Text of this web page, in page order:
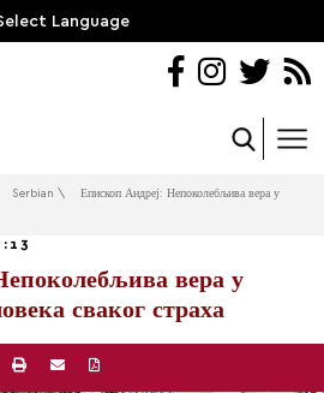
Language
Serbian \
Епископ Андреј: Непоколебљива вера у
вера у
сваког страха